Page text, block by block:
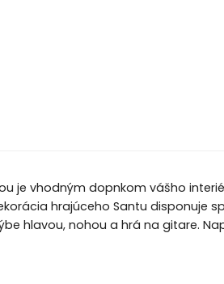
je vhodným dopnkom vášho
hrajúceho Santu disponuje
hlavou, nohou a hrá na gitare.